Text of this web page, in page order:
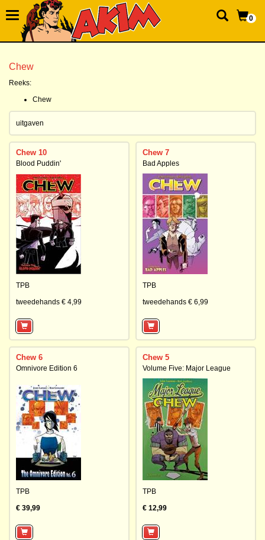
0
Chew
Reeks:
Chew
uitgaven
Chew 10
Blood Puddin'
TPB
tweedehands € 4,99
Chew 7
Bad Apples
TPB
tweedehands € 6,99
Chew 6
Omnivore Edition 6
TPB
€ 39,99
Chew 5
Volume Five: Major League
TPB
€ 12,99